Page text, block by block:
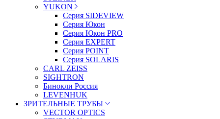
YUKON
Серия SIDEVIEW
Серия Юкон
Серия Юкон PRO
Серия EXPERT
Серия POINT
Серия SOLARIS
CARL ZEISS
SIGHTRON
Бинокли Россия
LEVENHUK
ЗРИТЕЛЬНЫЕ ТРУБЫ
VECTOR OPTICS